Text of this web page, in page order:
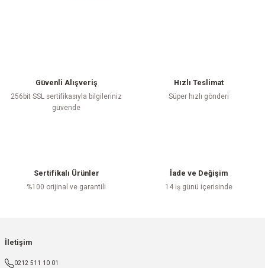
Güvenli Alışveriş
256bit SSL sertifikasıyla bilgileriniz
güvende
Hızlı Teslimat
Süper hızlı gönderi
Sertifikalı Ürünler
%100 orijinal ve garantili
İade ve Değişim
14 iş günü içerisinde
İletişim
0212 511 10 01